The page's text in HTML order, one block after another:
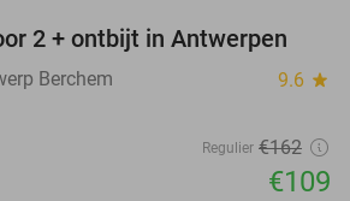
33%
2 + ontbijt in Antwerpen
Berchem 9.6 star
Regulier €162
€109